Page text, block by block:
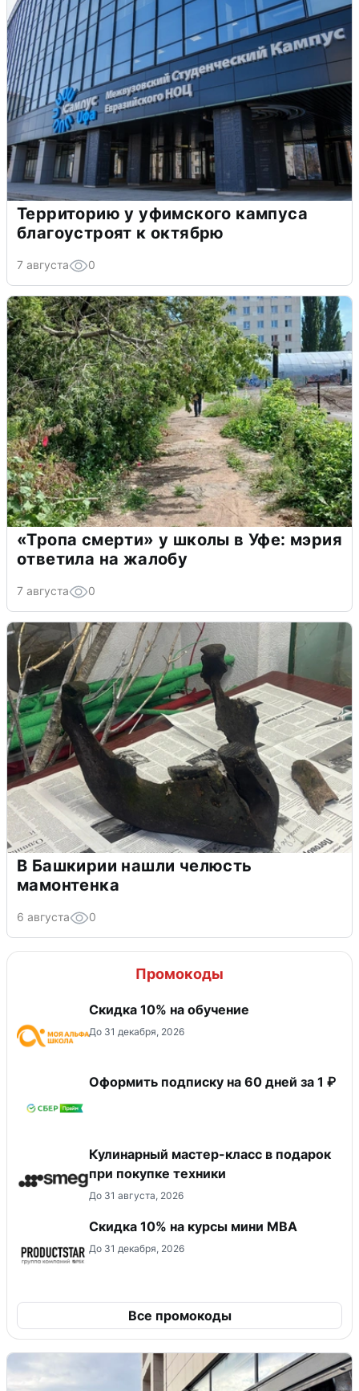
Территорию у уфимского кампуса
благоустроят к октябрю
7 августа 0
«Тропа смерти» у школы в Уфе: мэрия
ответила на жалобу
7 августа 0
В Башкирии нашли челюсть
мамонтенка
6 августа 0
Промокоды
Скидка 10% на обучение
До 31 декабря, 2026
Оформить подписку на 60 дней за 1 ₽
Кулинарный мастер-класс в подарок
при покупке техники
До 31 августа, 2026
Скидка 10% на курсы мини MBA
До 31 декабря, 2026
Все промокоды